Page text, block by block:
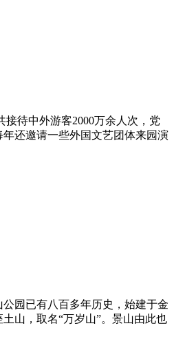
待中外游客2000万余人次，党
还邀请一些外国文艺团体来园演
园已有八百多年历史，始建于金
山，取名“万岁山”。景山由此也